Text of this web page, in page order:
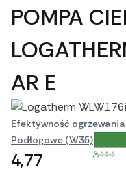
POMPA
AR E
Efektywność
Podłogowe (W35)
4,77 A+++